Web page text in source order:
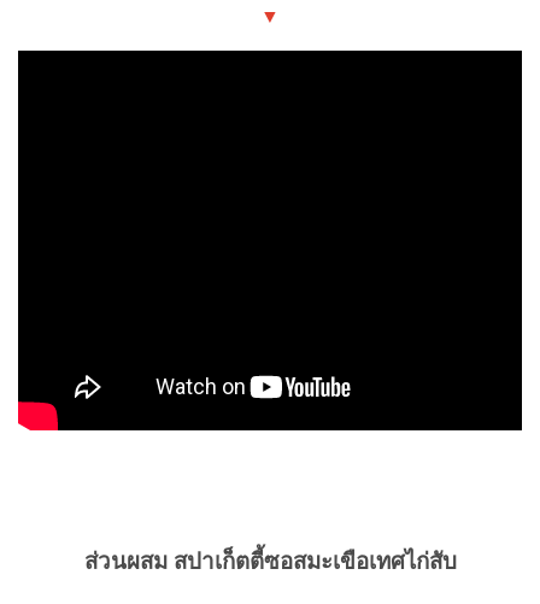
▼
ส่วนผสม สปาเก็ตตี้ซอสมะเขือเทศไก่สับ